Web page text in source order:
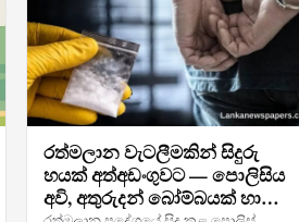
රත්මලාන වැටලීමකින් සිදුරු
හයක් අත්අඩංගුවට — පොලිසිය
අවි, අතුරුදන් බෝම්බයක් හා